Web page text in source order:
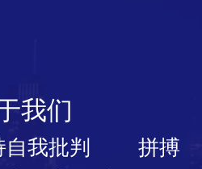
我们
自我批判 拼搏